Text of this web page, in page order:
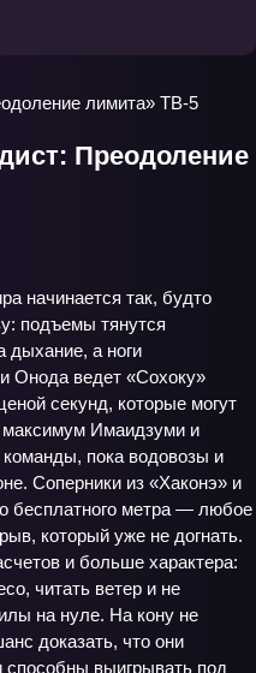
Преодоление
начинается так, будто
подъемы тянутся
дыхание, а ноги
Онода ведет «Сохоку»
секунд, которые могут
Имаидзуми и
пока водовозы и
Соперники из «Хаконэ» и
бесплатного метра — любое
который уже не догнать.
и больше характера:
читать ветер и не
на нуле. На кону не
доказать, что они
способны выигрывать под